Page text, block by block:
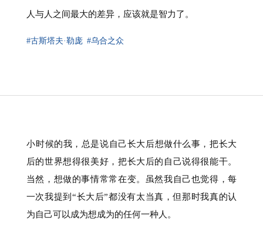
人与人之间最大的差异，应该就是智力了。
#古斯塔夫·勒庞 #乌合之众
⁠小时候的我，总是说自己长大后想做什么事，把长大
后的世界想得很美好，把长大后的自己说得很能干。
当然，想做的事情常常在变。虽然我自己也觉得，每
一次我提到“长大后”都没有太当真，但那时我真的认
为自己可以成为想成为的任何一种人。